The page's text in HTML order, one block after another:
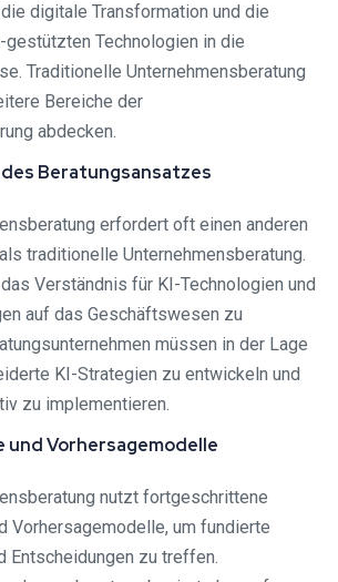
digitale Transformation und die
gestützten Technologien in die
Traditionelle Unternehmensberatung
Bereiche der
abdecken.
Beratungsansatzes
erfordert oft einen anderen
traditionelle Unternehmensberatung.
Verständnis für KI-Technologien und
auf das Geschäftswesen zu
müssen in der Lage
KI-Strategien zu entwickeln und
zu implementieren.
und Vorhersagemodelle
nutzt fortgeschrittene
Vorhersagemodelle, um fundierte
Entscheidungen zu treffen.